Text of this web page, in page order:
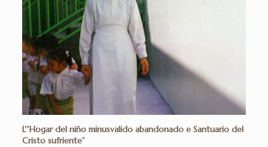
L'”Hogar del niño minusvalido abandonado e Santuario del
Cristo sufriente”